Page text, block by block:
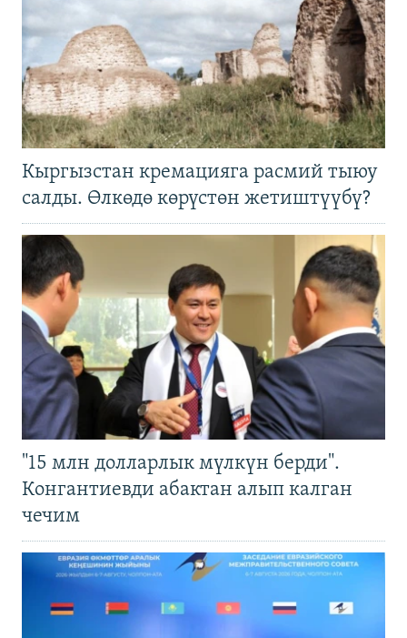
Кыргызстан кремацияга расмий тыюу
салды. Өлкөдө көрүстөн жетиштүүбү?
"15 млн долларлык мүлкүн берди".
Конгантиевди абактан алып калган
чечим